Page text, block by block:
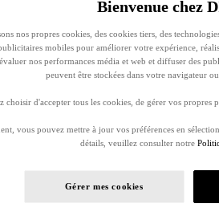
Bienvenue chez
nos propres cookies, des cookies tiers, des
mobiles pour améliorer votre expérience,
nos performances média et web et diffuser des
peuvent être stockées dans votre navigateur
choisir d'accepter tous les cookies, de gérer vos propres
vous pouvez mettre à jour vos préférences en
détails, veuillez consulter notre
Gérer mes cookies